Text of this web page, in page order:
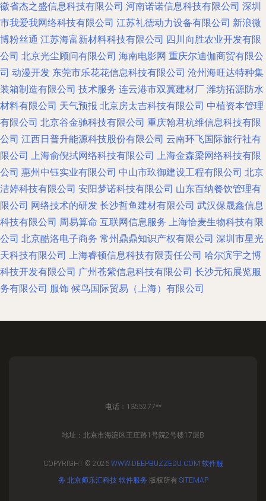
徽省杰之盛信息科技有限公司 河南诺诺信息科技有限公司 深圳
市我爱我网络科技有限公司 江苏礼德动力设备有限公司 新浪微
博粉丝通 江苏海富新材料科技有限公司 四川向胜农业开发有限
公司 北京光尘顾问有限公司 海南电影网 重庆尔迪伽商贸有限公
司 动漫开发 东莞市乐花花信息科技有限公司 沧州海旺达特种集
装箱制造有限公司 技术服务 连云港市双冀建材厂 潍坊拓源防水
材料有限公司 天气预报 北京房太吉科技有限公司 中植资本管理
有限公司 北京谷金驰科技有限公司 重庆翰君杭维信息科技有限
公司 江西日普升能源科技股份有限公司 云南环飞国际旅行社有
限公司 上海俞倪拭网络科技有限公司 上海金森梁网络科技有限
公司 惠州中钰实业有限公司 中山市玖御建设工程有限公司 北京
洁婷科技有限公司 安阳梦诺科技有限公司 山东百纳餐饮管理有
限公司 网络技术的研发 长沙哲鱼建材有限公司 武汉保晟鑫信息
科技有限公司 周易算命 互联网信息服务 上海恰麦生物科技有限
公司 北京酷洛电子商务 常州鼎鼎知识产权有限公司 深圳市星光
天科技有限公司 上海睿顿信息科技有限责任公司 哈尔滨宇之博
科技开发有限公司 广州苍紫信息科技有限公司 长沙元拓展览服
务有限公司 服饰 候鸟国际贸易（上海）有限公司
电话：1355277**
地址：北京市海淀区王庄路1号院2号楼17层B
COPYRIGHT © 2026 WWW.DEEPBUZZEDU.COM 软件服
务 北京师乐汇科技 软件服务 版权所有 SITEMAP